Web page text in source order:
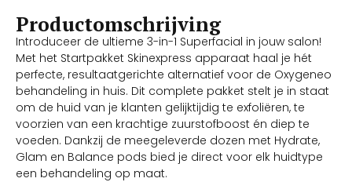
Productomschrijving
Introduceer de ultieme 3-in-1 Superfacial in jouw salon!
Met het Startpakket Skinexpress apparaat haal je hét
perfecte, resultaatgerichte alternatief voor de Oxygeneo
behandeling in huis. Dit complete pakket stelt je in staat
om de huid van je klanten gelijktijdig te exfoliëren, te
voorzien van een krachtige zuurstofboost én diep te
voeden. Dankzij de meegeleverde dozen met Hydrate,
Glam en Balance pods bied je direct voor elk huidtype
een behandeling op maat.